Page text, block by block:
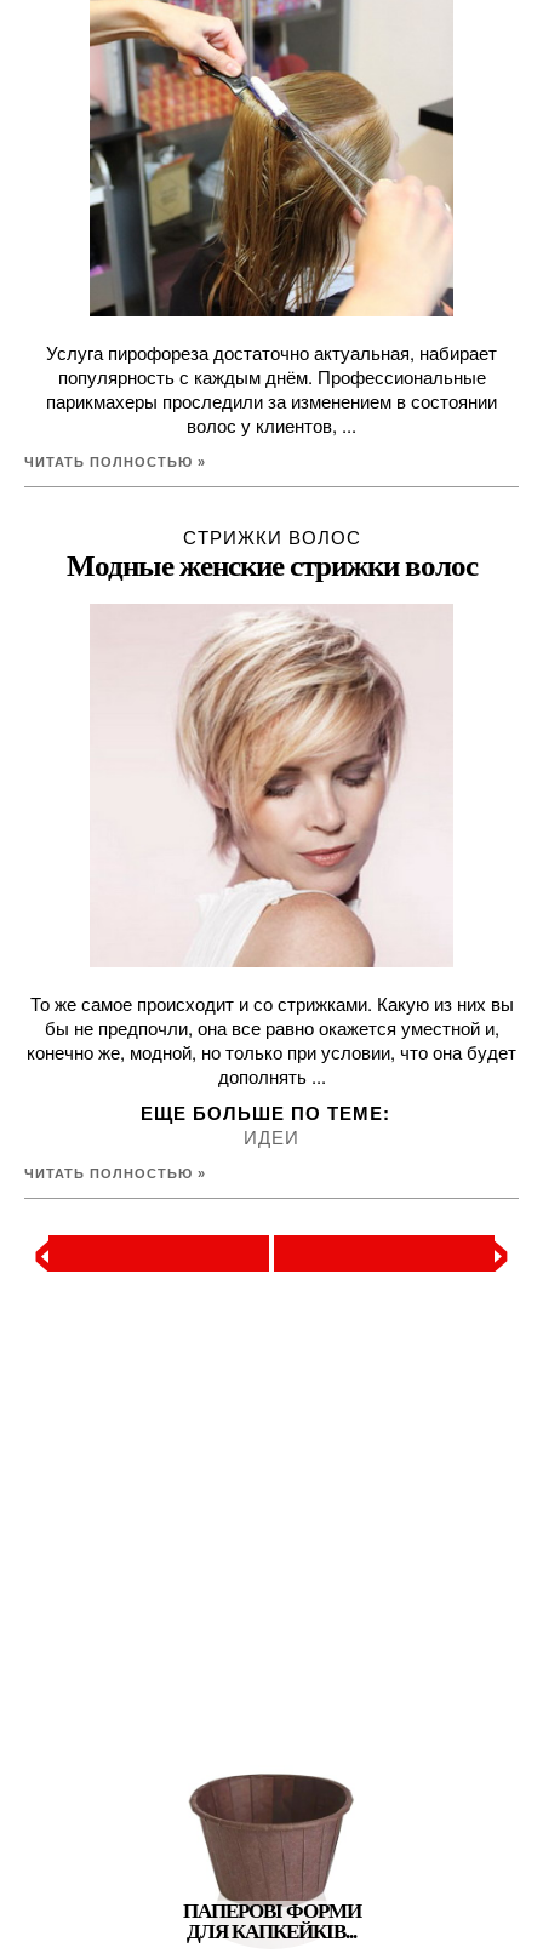
Услуга пирофореза достаточно актуальная, набирает
популярность с каждым днём. Профессиональные
парикмахеры проследили за изменением в состоянии
волос у клиентов, ...
ЧИТАТЬ ПОЛНОСТЬЮ »
СТРИЖКИ ВОЛОС
Модные женские стрижки волос
То же самое происходит и со стрижками. Какую из них вы
бы не предпочли, она все равно окажется уместной и,
конечно же, модной, но только при условии, что она будет
дополнять ...
ЕЩЕ БОЛЬШЕ ПО ТЕМE:
ИДЕИ
ЧИТАТЬ ПОЛНОСТЬЮ »
›
‹
ПАПЕРОВІ ФОРМИ
ДЛЯ КАПКЕЙКІВ...